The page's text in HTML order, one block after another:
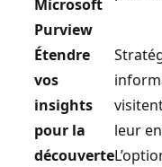
Microsoft
Purview
Étendre
vos
insights
pour la
découverte
leur